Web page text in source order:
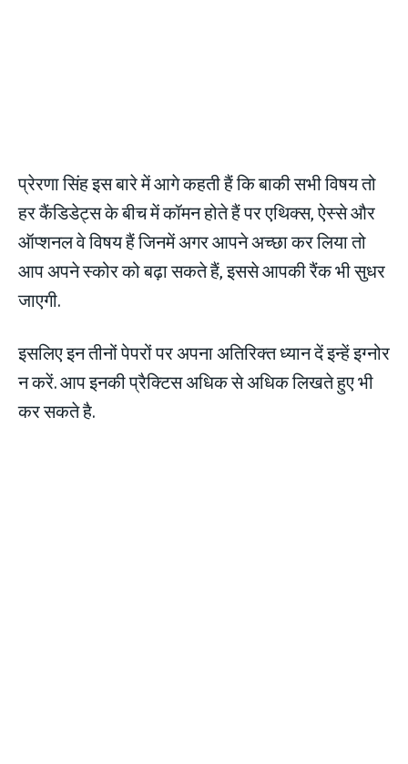
प्रेरणा सिंह इस बारे में आगे कहती हैं कि बाकी सभी विषय तो
हर कैंडिडेट्स के बीच में कॉमन होते हैं पर एथिक्स, ऐस्से और
ऑप्शनल वे विषय हैं जिनमें अगर आपने अच्छा कर लिया तो
आप अपने स्कोर को बढ़ा सकते हैं, इससे आपकी रैंक भी सुधर
जाएगी.
इसलिए इन तीनों पेपरों पर अपना अतिरिक्त ध्यान दें इन्हें इग्नोर
न करें. आप इनकी प्रैक्टिस अधिक से अधिक लिखते हुए भी
कर सकते है.